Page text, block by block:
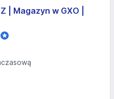
| Magazyn w GXO |